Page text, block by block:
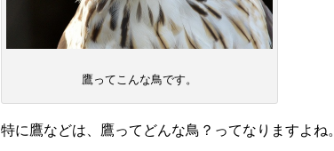
鷹ってこんな鳥です。
特に鷹などは、鷹ってどんな鳥？ってなりますよね。